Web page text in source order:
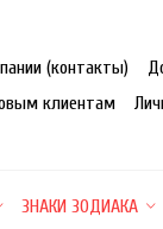
(контакты)
клиентам
ЗНАКИ ЗОДИАКА